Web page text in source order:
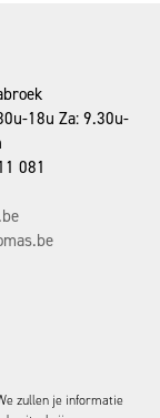
18u Za: 9.30u-
081
zullen je informatie